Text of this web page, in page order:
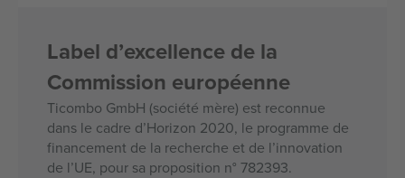
Label d’excellence de la
Commission européenne
Ticombo GmbH (société mère) est reconnue
dans le cadre d’Horizon 2020, le programme de
financement de la recherche et de l’innovation
de l’UE, pour sa proposition n° 782393.